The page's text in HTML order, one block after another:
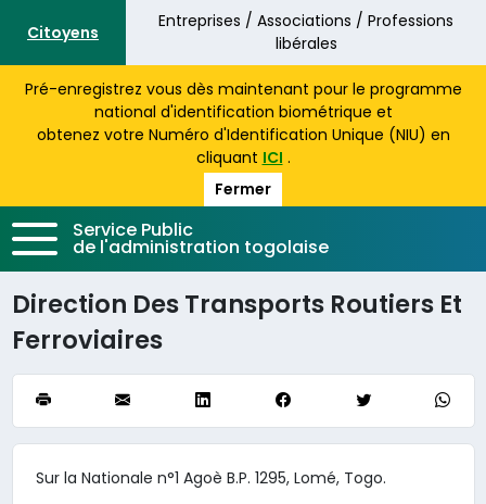
Aller au contenu principal
Citoyens
Entreprises / Associations / Professions
libérales
Pré-enregistrez vous dès maintenant pour le programme
national d'identification biométrique et
obtenez votre Numéro d'Identification Unique (NIU) en
cliquant ICI .
Fermer
Service Public
de l'administration togolaise
Direction Des Transports Routiers Et
Ferroviaires
Sur la Nationale n°1 Agoè B.P. 1295, Lomé, Togo.